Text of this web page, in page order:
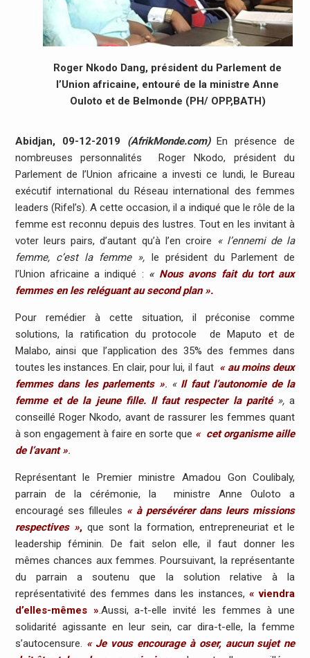
Roger Nkodo Dang, président du Parlement de
l’Union africaine, entouré de la ministre Anne
Ouloto et de Belmonde (PH/ OPP,BATH)
Abidjan, 09-12-2019 (AfrikMonde.com)En présence de
nombreuses personnalités Roger Nkodo, président du
Parlement de l’Union africaine a investi ce lundi, le Bureau
exécutif international du Réseau international des femmes
leaders (Rifel’s). A cette occasion, il a indiqué que le rôle de la
femme est reconnu depuis des lustres. Tout en les invitant à
voter leurs pairs, d’autant qu’à l’en croire
« l’ennemi de la
femme, c’est la femme », le président du Parlement de
l’Union africaine a indiqué : «Nous avons fait du tort aux
femmes en les reléguant au second plan ».
Pour remédier à cette situation, il préconise comme
solutions, la ratification du protocole de Maputo et de
Malabo, ainsi que l’application des 35% des femmes dans
toutes les instances. En clair, pour lui, il faut « au moins deux
femmes dans les parlements ». « Il faut l’autonomie de la
femme et de la jeune fille. Il faut respecter la parité », a
conseillé Roger Nkodo, avant de rassurer les femmes quant
à son engagement à faire en sorte que « cet organisme aille
de l’avant ».
Représentant le Premier ministre Amadou Gon Coulibaly,
parrain de la cérémonie, la ministre Anne Ouloto a
encouragé ses filleules « à persévérer dans leurs missions
respectives », que sont la formation, entrepreneuriat et le
leadership féminin. De fait selon elle, il faut donner les
mêmes chances aux femmes. Poursuivant, la représentante
du parrain a soutenu que la solution relative à la
représentativité des femmes dans les instances, « viendra
d’elles-mêmes ».Aussi, a-t-elle invité les femmes à une
solidarité agissante en leur sein, car dira-t-elle, la femme
s’autocensure. « Je vous encourage à oser, aucun sujet ne